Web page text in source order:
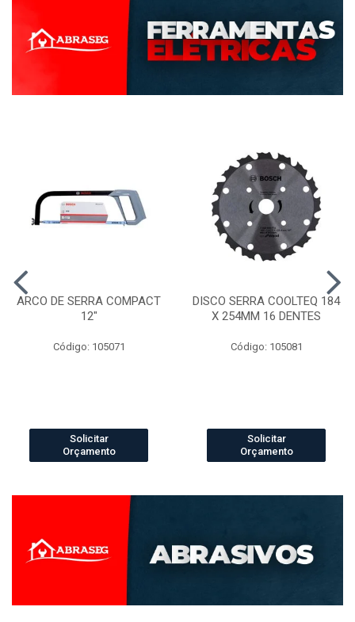
ARCO DE SERRA COMPACT
12"
Código: 105071
Solicitar
Orçamento
DISCO SERRA COOLTEQ 184
X 254MM 16 DENTES
Código: 105081
Solicitar
Orçamento